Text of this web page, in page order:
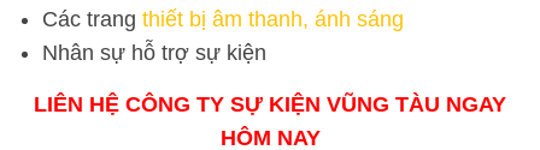
Các trang thiết bị âm thanh, ánh sáng
Nhân sự hỗ trợ sự kiện
LIÊN HỆ CÔNG TY SỰ KIỆN VŨNG TÀU NGAY
HÔM NAY